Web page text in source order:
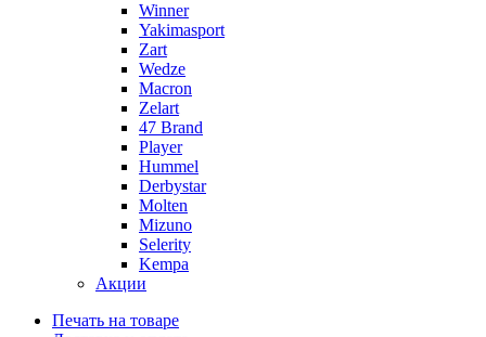
Winner
Yakimasport
Zart
Wedze
Macron
Zelart
47 Brand
Player
Hummel
Derbystar
Molten
Mizuno
Selerity
Kempa
Акции
Печать на товаре